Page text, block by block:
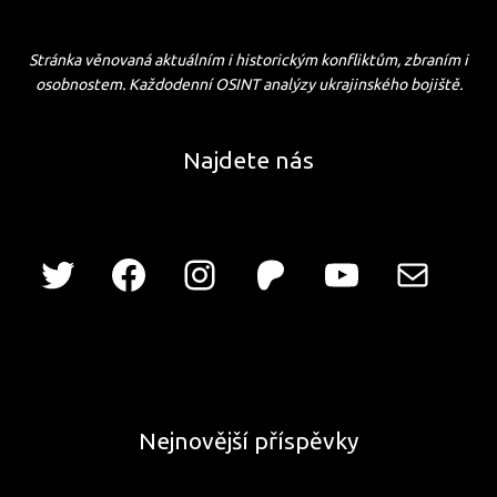
Stránka věnovaná aktuálním i historickým konfliktům, zbraním i
osobnostem. Každodenní OSINT analýzy ukrajinského bojiště.
Najdete nás
Nejnovější příspěvky